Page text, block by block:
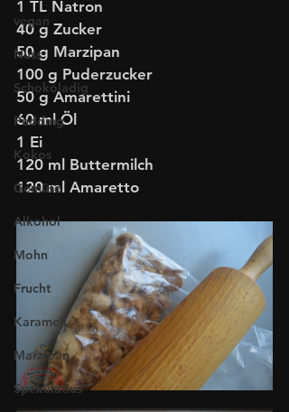
vegan
Nuss
Schokoladig
Pudding
Kokos
Gemüse
Alkohol
Mohn
Frucht
Karamell
Marzipan
Spekulatius
1 TL Natron
40 g Zucker
50 g Marzipan
100 g Puderzucker
50 g Amarettini
60 ml Öl
1 Ei
120 ml Buttermilch
120 ml Amaretto